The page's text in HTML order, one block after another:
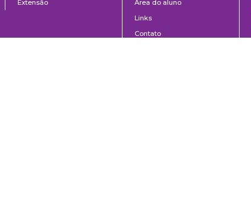
Extensão
Área do aluno
Links
Contato